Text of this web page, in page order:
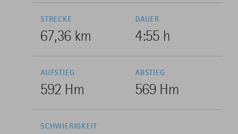
STRECKE
67,36 km
DAUER
4:55 h
AUFSTIEG
592 Hm
ABSTIEG
569 Hm
SCHWIERIGKEIT